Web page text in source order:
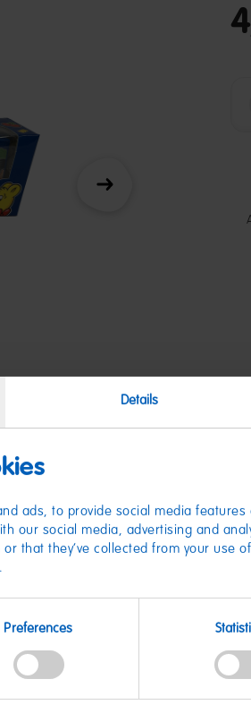
Details
ads, to provide social media
our social media, advertising and
that they’ve collected from your use
.
Preferences